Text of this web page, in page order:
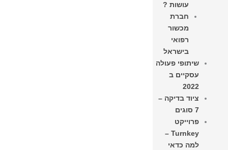
עושות ?
חברת
מכשור
רפואי
בישראל
שיתופי פעולה
עסקיים ב
2022
ציוד בדיקה –
7 סוגים
פרוייקט
Turnkey –
למה כדאי